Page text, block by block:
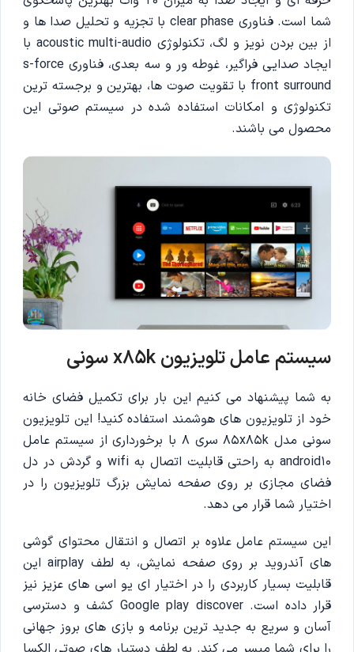
شما است. فناوری clear phase با تجزیه و تحلیل صدا ها و
از بین بردن نویز و لگ، تکنولوژی acoustic multi-audio با
ایجاد صدایی فراگیر، غوطه ور و سه بعدی، فناوری s-force
front surround با تقویت صوت ها، بهترین و برجسته ترین
تکنولوژی و امکانات استفاده شده در سیستم صوتی این
محصول می باشند.
سیستم عامل تلویزیونx85kسونی
به شما پیشنهاد می کنیم این بار برای تکمیل فضای خانه
خود از تلویزیون های هوشمند استفاده کنید! این تلویزیون
سونی مدل 85x85k سری 8 با برخورداری از سیستم عامل
android10 به راحتی قابلیت اتصال به wifi و گردش در دل
فضای مجازی بر روی صفحه نمایش بزرگ تلویزیون را در
اختیار شما قرار می دهد.
این سیستم عامل علاوه بر اتصال و انتقال محتوای گوشی
های آندروید بر روی صفحه نمایش، به لطف airplay این
قابلیت بسیار کاربردی را در اختیار ای یو اسی های عزیز نیز
قرار داده است. Google play discover کشف و دسترسی
آسان و سریع به جدید ترین برنامه و بازی های بروز جهانی